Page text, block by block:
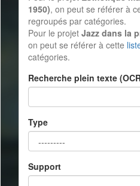
1950), on peut se référer à
regroupés par catégories.
Pour le projet Jazz dans la
on peut se référer à cette
catégories.
Recherche plein texte
Type
Support